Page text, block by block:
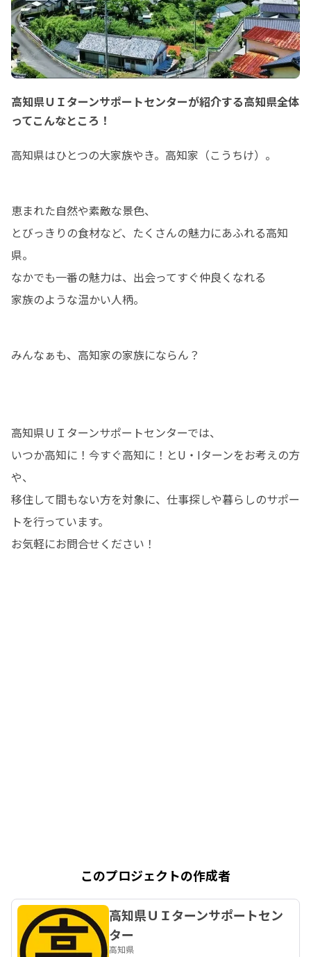
高知県ＵＩターンサポートセンターが紹介する高知県全体
ってこんなところ！
高知県はひとつの大家族やき。高知家（こうちけ）。
恵まれた自然や素敵な景色、
とびっきりの食材など、たくさんの魅力にあふれる高知
県。
なかでも一番の魅力は、出会ってすぐ仲良くなれる
家族のような温かい人柄。
みんなぁも、高知家の家族にならん？
高知県ＵＩターンサポートセンターでは、
いつか高知に！今すぐ高知に！とU・Iターンをお考えの方
や、
移住して間もない方を対象に、仕事探しや暮らしのサポー
トを行っています。
お気軽にお問合せください！
このプロジェクトの作成者
高知県ＵＩターンサポートセン
ター
高知県